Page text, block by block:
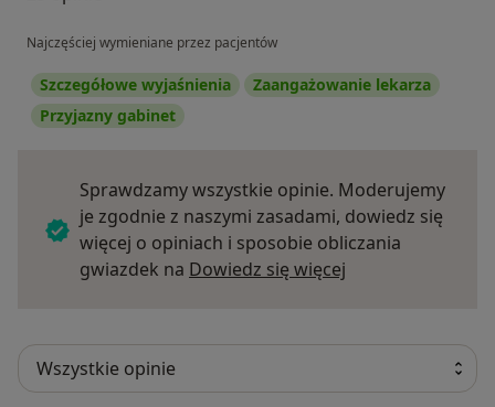
Najczęściej wymieniane przez pacjentów
Szczegółowe wyjaśnienia
Zaangażowanie lekarza
Przyjazny gabinet
Sprawdzamy wszystkie opinie. Moderujemy
je zgodnie z naszymi zasadami, dowiedz się
więcej o opiniach i sposobie obliczania
gwiazdek na Dowiedz się więcej